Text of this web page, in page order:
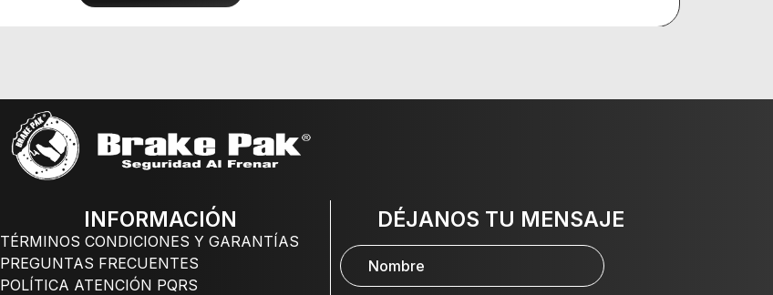
INFORMACIÓN
TÉRMINOS CONDICIONES Y GARANTÍAS
PREGUNTAS FRECUENTES
POLÍTICA ATENCIÓN PQRS
DÉJANOS TU MENSAJE